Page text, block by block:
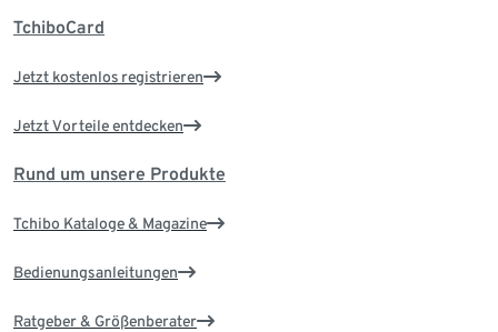
TchiboCard
Jetzt kostenlos registrieren
Jetzt Vorteile entdecken
Rund um unsere Produkte
Tchibo Kataloge & Magazine
Bedienungsanleitungen
Ratgeber & Größenberater